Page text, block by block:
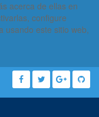
acerca de ellas en
configure
usando este sitio web,